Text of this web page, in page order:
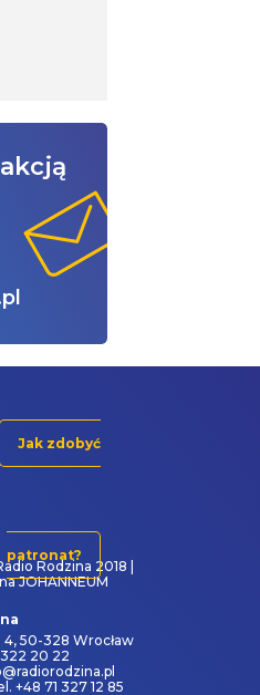
Jak zdobyć
patronat?
Rodzina 2018 |
JOHANNEUM
4, 50-328 Wrocław
20 22
+48 71 327 12 85